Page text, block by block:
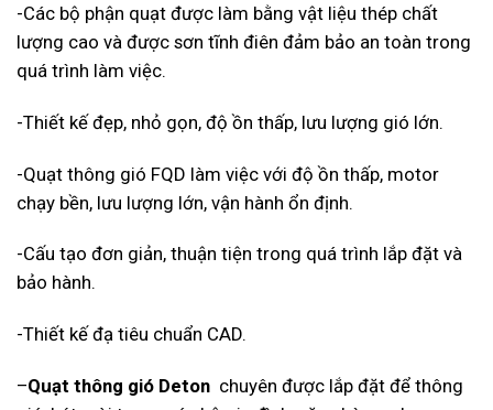
-Các bộ phận quạt được làm bằng vật liệu thép chất
lượng cao và được sơn tĩnh điên đảm bảo an toàn trong
quá trình làm việc.
-Thiết kế đẹp, nhỏ gọn, độ ồn thấp, lưu lượng gió lớn.
-Quạt thông gió FQD làm việc với độ ồn thấp, motor
chạy bền, lưu lượng lớn, vận hành ổn định.
-Cấu tạo đơn giản, thuận tiện trong quá trình lắp đặt và
bảo hành.
-Thiết kế đạ tiêu chuẩn CAD.
–Quạt thông gió Deton chuyên được lắp đặt để thông